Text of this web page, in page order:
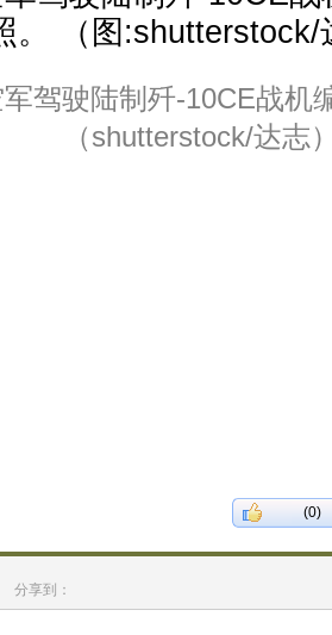
驾驶陆制歼-10CE战机
（shutterstock/达志
(0)
分享到：